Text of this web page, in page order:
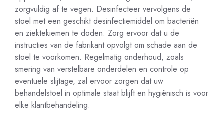
zorgvuldig af te vegen. Desinfecteer vervolgens de
stoel met een geschikt desinfectiemiddel om bacteriën
en ziektekiemen te doden. Zorg ervoor dat u de
instructies van de fabrikant opvolgt om schade aan de
stoel te voorkomen. Regelmatig onderhoud, zoals
smering van verstelbare onderdelen en controle op
eventuele slijtage, zal ervoor zorgen dat uw
behandelstoel in optimale staat blijft en hygiënisch is voor
elke klantbehandeling.